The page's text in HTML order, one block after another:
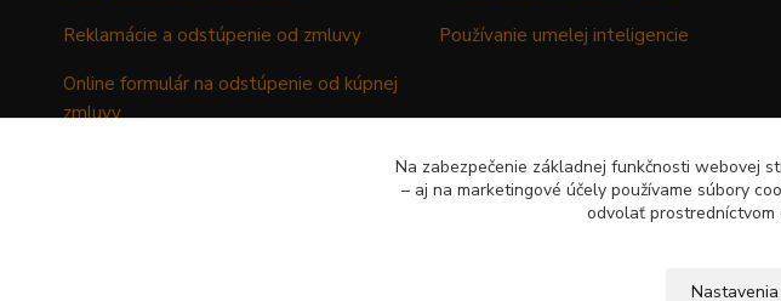
Reklamácie a odstúpenie od zmluvy
Online formulár na odstúpenie od kúpnej
zmluvy
Používanie umelej inteligencie
Na zabezpečenie základnej funkčnosti webovej
– aj na marketingové účely používame súbory
odvolať prostredníctvom
Nastavenia